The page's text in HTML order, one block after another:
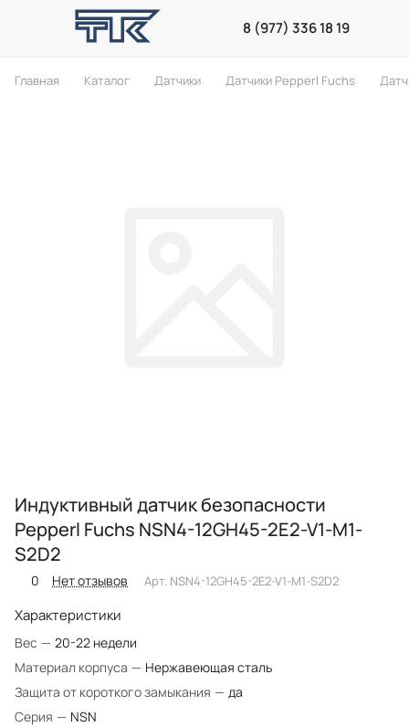
8 (977) 336 18 19
Главная Каталог Датчики Датчики Pepperl Fuchs
Индуктивный датчик безопасности
Pepperl Fuchs NSN4-12GH45-2E2-V1-M1-
S2D2
0 Нет отзывов Арт. NSN4-12GH45-2E2-V1-M1-S2D2
Характеристики
Вес — 20-22 недели
Материал корпуса — Нержавеющая сталь
Защита от короткого замыкания — да
Серия — NSN